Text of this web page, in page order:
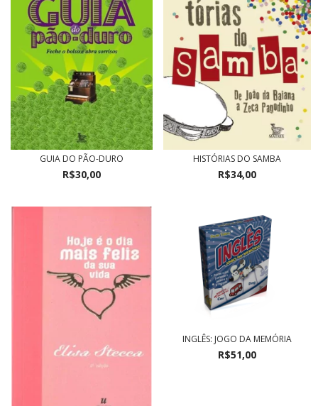
GUIA DO PÃO-DURO
R$30,00
HISTÓRIAS DO SAMBA
R$34,00
INGLÊS: JOGO DA MEMÓRIA
R$51,00